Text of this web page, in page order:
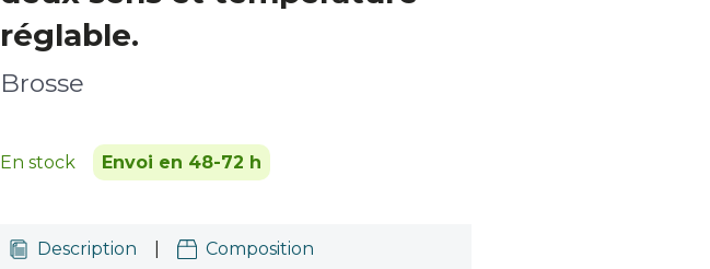
réglable.
Brosse
En stock Envoi en 48-72 h
Description Composition